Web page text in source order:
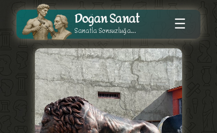
Doğan Sanat
Sanatla Sonsuzluğa... ☰